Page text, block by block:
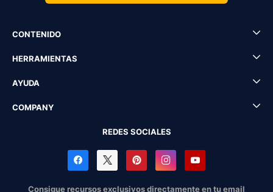
CONTENIDO
HERRAMIENTAS
AYUDA
COMPANY
REDES SOCIALES
Consigue recursos exclusivos directamente en tu email